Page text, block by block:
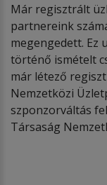
Már regisztrált
partnereink
megengedett. Ez
történő ismételt
már létező
Nemzetközi
szponzorváltás
Társaság